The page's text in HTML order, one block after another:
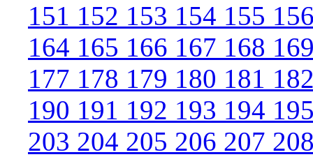
151 152 153 154 155
164 165 166 167 168
177 178 179 180 181
190 191 192 193 194
203 204 205 206 207